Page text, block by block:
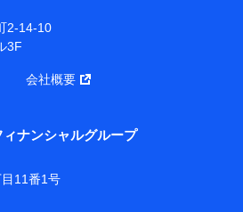
NTTドコモは、お客さまの情報
定める行動原則を順守します 。
ッシュボードの「第三者提供の
かわらず、共同利用する場合があ
員ではないお客さま（2019年12
イントクラブ会員であったこと
）に関する、2019年12月10日以
2-14-10
3F
会社概要
ナンシャルグループ
11番1号